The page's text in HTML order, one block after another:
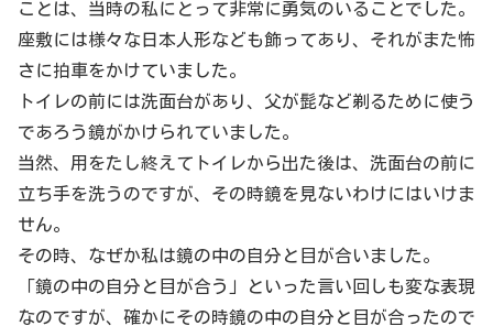
ことは、当時の私にとって非常に勇気のいることでした。
座敷には様々な日本人形なども飾ってあり、それがまた怖
さに拍車をかけていました。
トイレの前には洗面台があり、父が髭など剃るために使う
であろう鏡がかけられていました。
当然、用をたし終えてトイレから出た後は、洗面台の前に
立ち手を洗うのですが、その時鏡を見ないわけにはいけま
せん。
その時、なぜか私は鏡の中の自分と目が合いました。
「鏡の中の自分と目が合う」といった言い回しも変な表現
なのですが、確かにその時鏡の中の自分と目が合ったので